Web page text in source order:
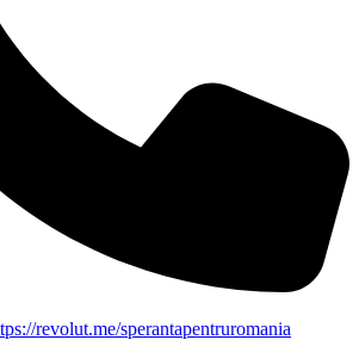
revolut.me/sperantapentruromania